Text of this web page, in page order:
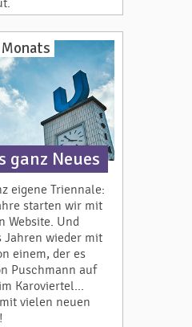
ganz Neues
eigene Triennale:
starten wir mit
Website. Und
Jahren wieder mit
einem, der es
Puschmann auf
Karoviertel...
vielen neuen